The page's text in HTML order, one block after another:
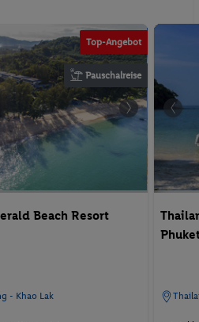
Top-Angebot
Pauschalreise
Beach Resort
- Khao Lak